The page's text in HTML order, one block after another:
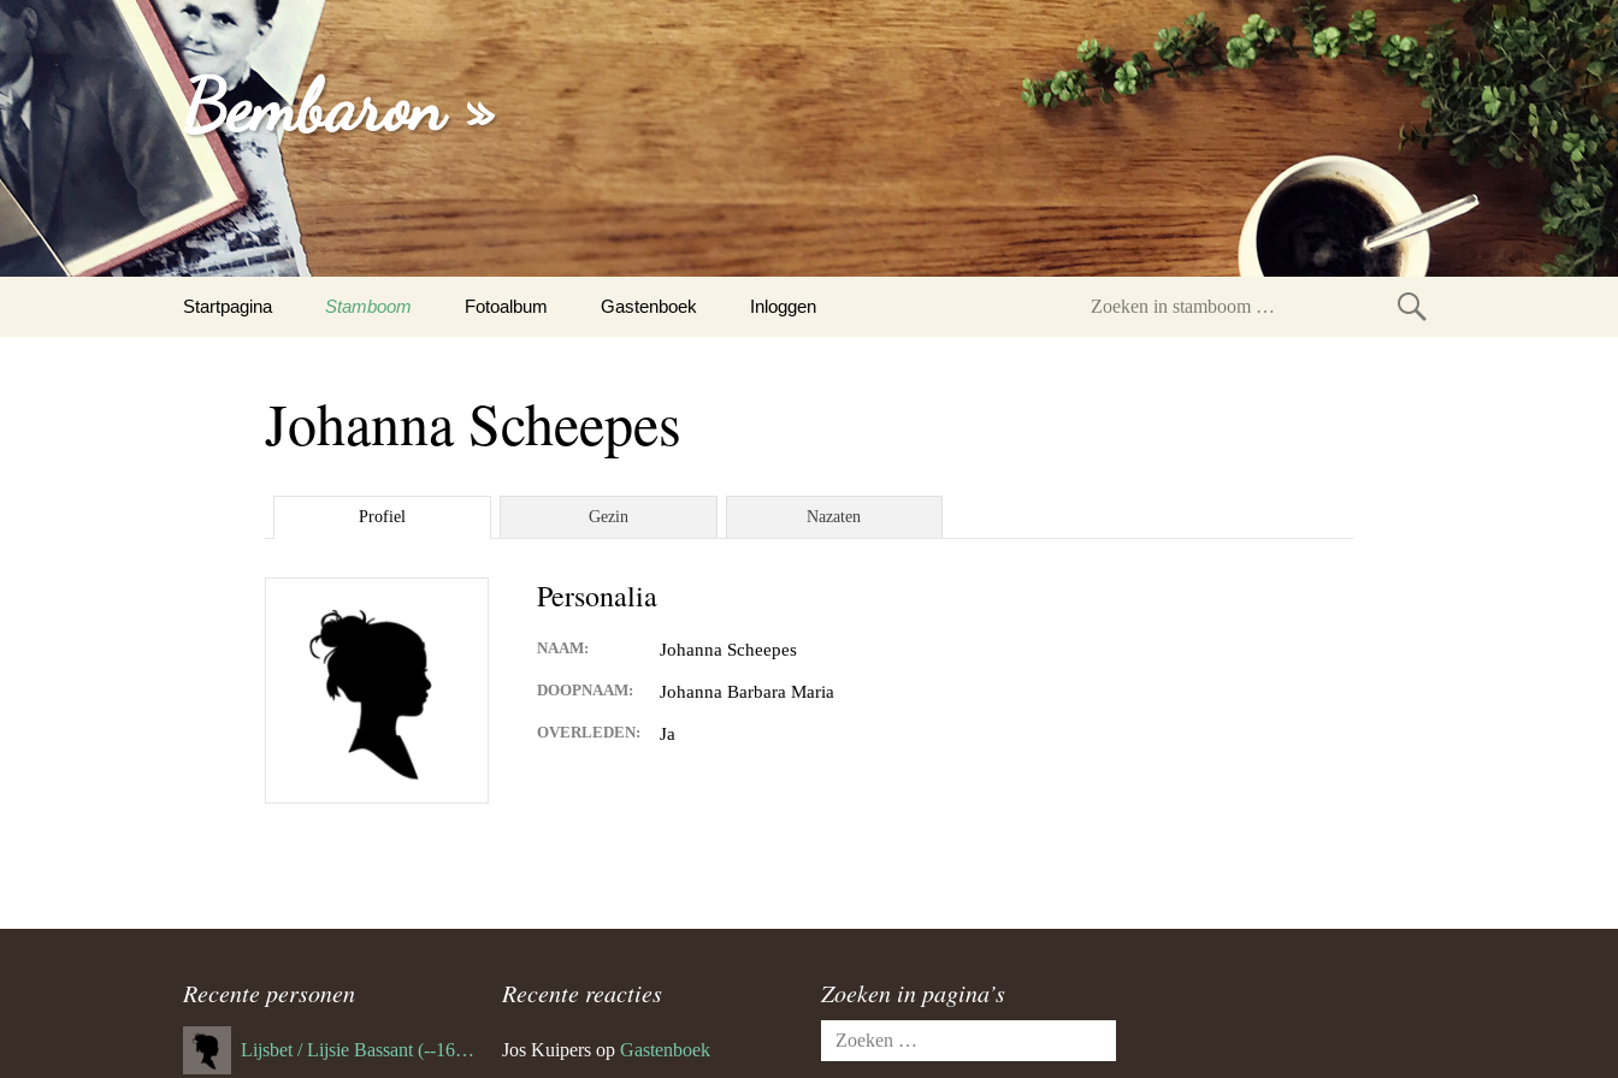
Bembaron »
naar
Startpagina Stamboom Fotoalbum Gastenboek
Inloggen
Zoeken
Johanna Scheepes
Profiel Gezin Nazaten
Personalia
NAAM: Johanna Scheepes
DOOPNAAM: Johanna Barbara Maria
OVERLEDEN: Ja
Recente personen
Lijsbet / Lijsie Bassant (--1687)
Recente reacties
Jos Kuipers op Gastenboek
Zoeken in pagina’s
Zoeken
naar: